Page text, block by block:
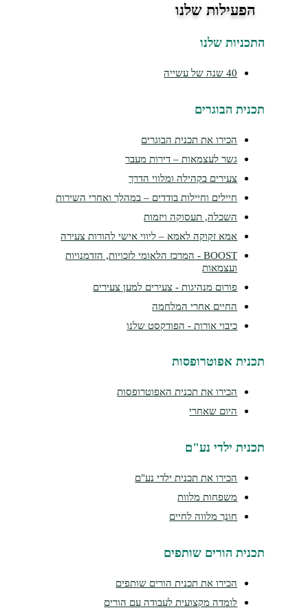
הפעילות שלנו
התכניות שלנו
תכנית הבוגרים
הכירו את תכנית הבוגרים
גשר לעצמאות – דירות מעבר
צעירים בקהילה ומלווי הדרך
חיילים וחיילות בודדים – במהלך ואחרי השירות
השכלה, תעסוקה ויזמות
אמא זקוקה לאמא – ליווי אישי להורות צעירה
BOOST - המרכז הלאומי לזכויות, הזדמנויות
ועצמאות
פורום מנהיגות - צעירים למען צעירים
החיים אחרי המלחמה
כיבוי אורות - הפודקסט שלנו
תכנית אפוטרופסות
הכירו את תכנית האפוטרופסות
היום שאחרי
תכנית ילדי נע"ם
הכירו את תכנית ילדי נע"ם
משפחות מלוות
חונך מלווה לחיים
תכנית הורים שותפים
הכירו את תכנית הורים שותפים
לומדה מקצועית לעבודה עם הורים